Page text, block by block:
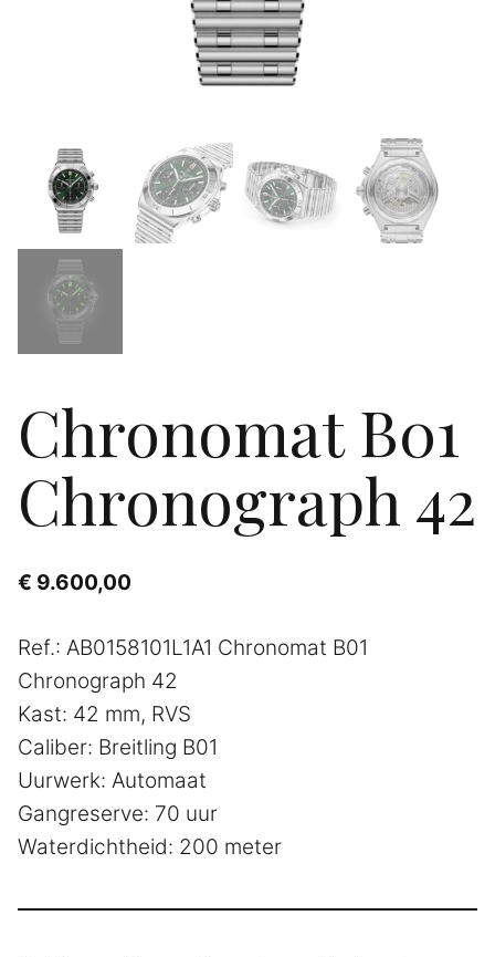
Chronomat B01
Chronograph 42
€ 9.600,00
Ref.: AB0158101L1A1 Chronomat B01
Chronograph 42
Kast: 42 mm, RVS
Caliber: Breitling B01
Uurwerk: Automaat
Gangreserve: 70 uur
Waterdichtheid: 200 meter